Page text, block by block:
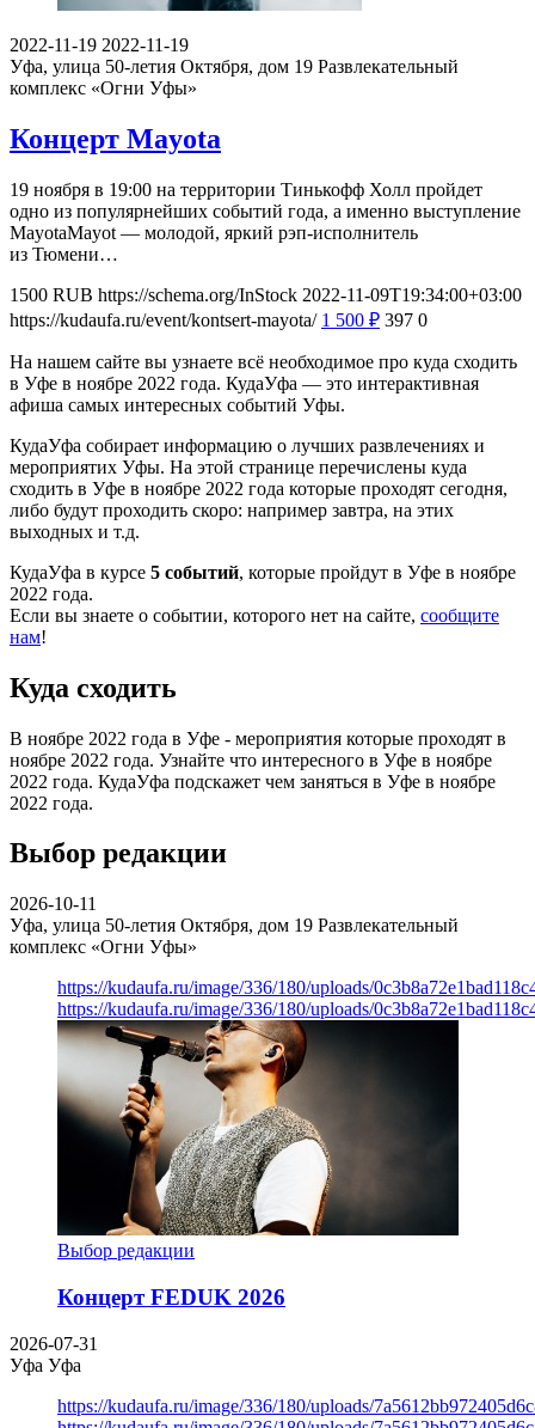
2022-11-19 2022-11-19
Уфа, улица 50-летия Октября, дом 19 Развлекательный
комплекс «Огни Уфы»
Концерт Mayota
19 ноября в 19:00 на территории Тинькофф Холл пройдет
одно из популярнейших событий года, а именно выступление
MayotaMayot — молодой, яркий рэп-исполнитель
из Тюмени…
1500 RUB https://schema.org/InStock 2022-11-09T19:34:00+03:00
https://kudaufa.ru/event/kontsert-mayota/ 1 500 ₽ 397 0
На нашем сайте вы узнаете всё необходимое про куда сходить
в Уфе в ноябре 2022 года. КудаУфа — это интерактивная
афиша самых интересных событий Уфы.
КудаУфа собирает информацию о лучших развлечениях и
мероприятих Уфы. На этой странице перечислены куда
сходить в Уфе в ноябре 2022 года которые проходят сегодня,
либо будут проходить скоро: например завтра, на этих
выходных и т.д.
КудаУфа в курсе 5 событий, которые пройдут в Уфе в ноябре
2022 года.
Если вы знаете о событии, которого нет на сайте, сообщите
нам!
Куда сходить
В ноябре 2022 года в Уфе - мероприятия которые проходят в
ноябре 2022 года. Узнайте что интересного в Уфе в ноябре
2022 года. КудаУфа подскажет чем заняться в Уфе в ноябре
2022 года.
Выбор редакции
2026-10-11
Уфа, улица 50-летия Октября, дом 19 Развлекательный
комплекс «Огни Уфы»
https://kudaufa.ru/image/336/180/uploads/
https://kudaufa.ru/image/336/180/uploads/
Выбор редакции
Концерт FEDUK 2026
2026-07-31
Уфа Уфа
https://kudaufa.ru/image/336/180/uploads/